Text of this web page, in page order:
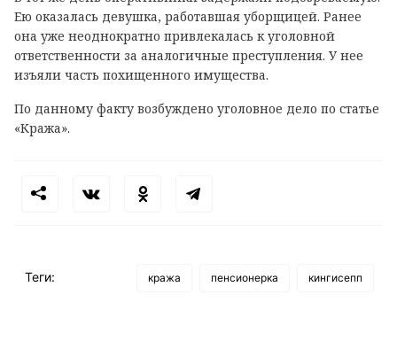
Ею оказалась девушка, работавшая уборщицей. Ранее
она уже неоднократно привлекалась к уголовной
ответственности за аналогичные преступления. У нее
изъяли часть похищенного имущества.
По данному факту возбуждено уголовное дело по статье
«Кража».
Теги: кража пенсионерка кингисепп